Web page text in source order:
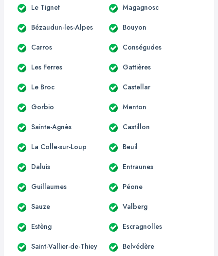
Le Tignet Magagnosc
Bézaudun-les-Alpes Bouyon
Carros Conségudes
Les Ferres Gattières
Le Broc Castellar
Gorbio Menton
Sainte-Agnès Castillon
La Colle-sur-Loup Beuil
Daluis Entraunes
Guillaumes Péone
Sauze Valberg
Estèng Escragnolles
Saint-Vallier-de-Thiey Belvédère